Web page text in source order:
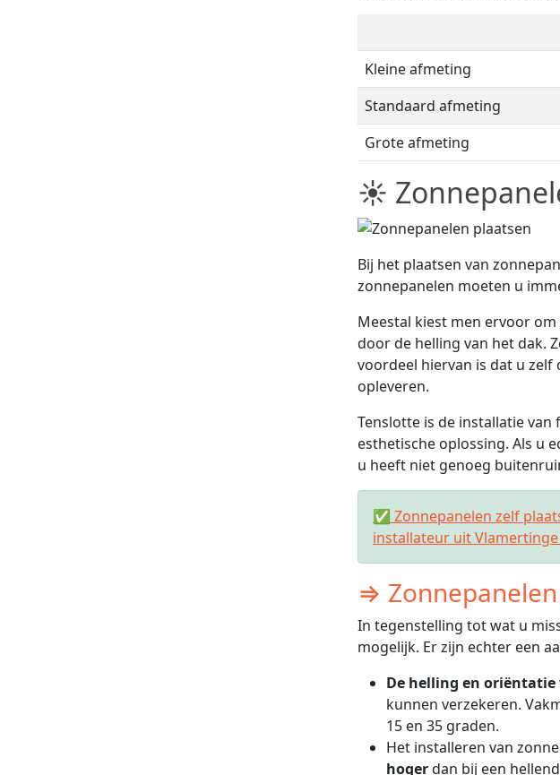
Kleine afmeting
Standaard afmeting
Grote afmeting
☀
Bij het plaatsen van
zonnepanelen moeten u
Meestal kiest men ervoor
door de helling van het dak.
voordeel hiervan is dat u
opleveren.
Tenslotte is de installatie
esthetische oplossing. Als u
u heeft niet genoeg
✅ Zonnepanelen zelf
installateur uit Vlamertinge
⇒
In tegenstelling tot wat u
mogelijk. Er zijn echter een
De helling en oriëntatie
kunnen verzekeren.
15 en 35 graden.
Het installeren van
hogerdan bij een